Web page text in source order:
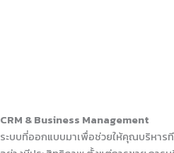
CRM & Business Management
ระบบที่ออกแบบมาเพื่อช่วยให้คุณบริหาร